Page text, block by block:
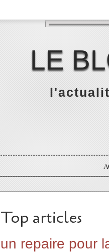
LE
Top articles
un repaire pour